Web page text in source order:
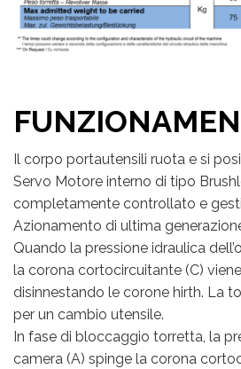
Il corpo portautensili ruota e si
Servo Motore interno di tipo
completamente controllato e
Azionamento di ultima
Quando la pressione idraulica
la corona cortocircuitante (C)
disinnestando le corone hirth. La
per un cambio utensile.
In fase di bloccaggio torretta, la
camera (A) spinge la corona